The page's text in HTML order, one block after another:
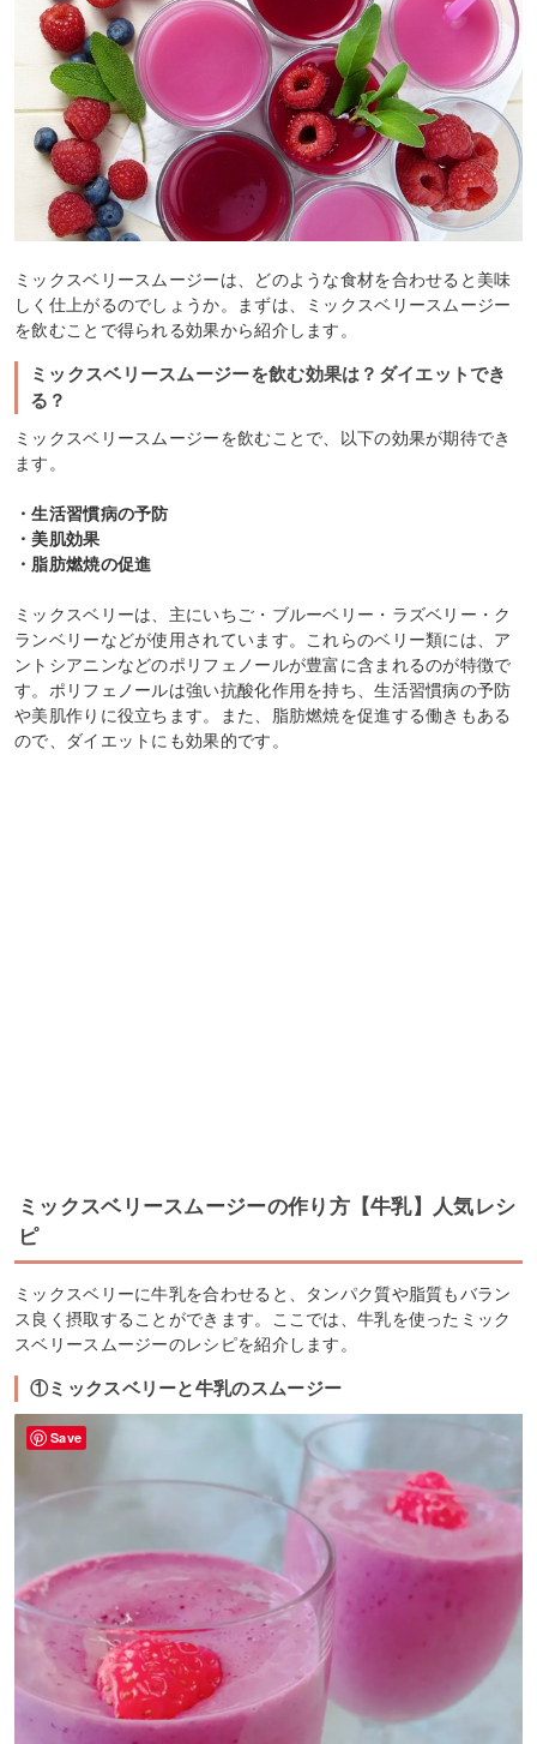
ミックスベリースムージーは、どのような食材を合わせると美味
しく仕上がるのでしょうか。まずは、ミックスベリースムージー
を飲むことで得られる効果から紹介します。
ミックスベリースムージーを飲む効果は？ダイエットでき
る？
ミックスベリースムージーを飲むことで、以下の効果が期待でき
ます。
・生活習慣病の予防
・美肌効果
・脂肪燃焼の促進
ミックスベリーは、主にいちご・ブルーベリー・ラズベリー・ク
ランベリーなどが使用されています。これらのベリー類には、ア
ントシアニンなどのポリフェノールが豊富に含まれるのが特徴で
す。ポリフェノールは強い抗酸化作用を持ち、生活習慣病の予防
や美肌作りに役立ちます。また、脂肪燃焼を促進する働きもある
ので、ダイエットにも効果的です。
ミックスベリースムージーの作り方【牛乳】人気レシ
ピ
ミックスベリーに牛乳を合わせると、タンパク質や脂質もバラン
ス良く摂取することができます。ここでは、牛乳を使ったミック
スベリースムージーのレシピを紹介します。
①ミックスベリーと牛乳のスムージー
Save